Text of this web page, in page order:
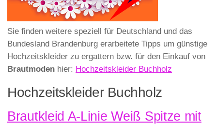
Sie finden weitere speziell für Deutschland und das
Bundesland Brandenburg erarbeitete Tipps um günstige
Hochzeitskleider zu ergattern bzw. für den Einkauf von
Brautmoden hier: Hochzeitskleider Buchholz
Hochzeitskleider Buchholz
Brautkleid A-Linie Weiß Spitze mit